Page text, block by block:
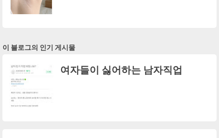
이 블로그의 인기 게시물
여자들이 싫어하는 남자직업